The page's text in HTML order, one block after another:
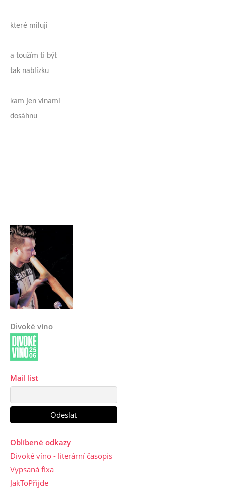
které miluji
a toužím ti být
tak nablízku
kam jen vlnami
dosáhnu
Divoké víno
Mail list
Oblíbené odkazy
Divoké víno - literární časopis
Vypsaná fixa
JakToPřijde